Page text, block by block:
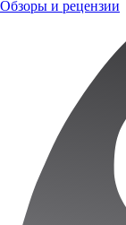
Обзоры и рецензии